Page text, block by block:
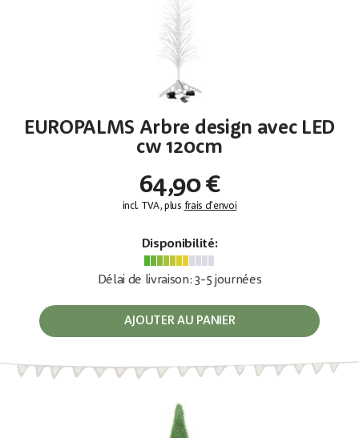
EUROPALMS Arbre design avec LED
cw 120cm
64,90 €
incl. TVA, plus frais d'envoi
Disponibilité:
Délai de livraison: 3-5 journées
AJOUTER AU PANIER